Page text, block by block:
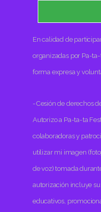
En calidad de
organizadas por Pa-
forma expresa y
-Cesión de derechos
Autorizo a Pa-ta-ta
colaboradoras y
utilizar mi imagen
de voz) tomada
autorización incluye
educativos,